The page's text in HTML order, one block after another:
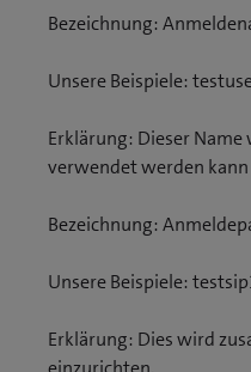
Bezeichnung:
Unsere Beispiele:
Erklärung: Dieser
verwendet werden
Bezeichnung:
Unsere Beispiele:
Erklärung: Dies wird